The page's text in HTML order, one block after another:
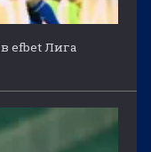
efbet Лига